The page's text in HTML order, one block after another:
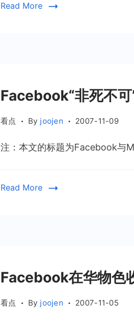
Read More
Facebook“非死不
看点 By joojen 2007-11-09
注：本文的标题为Facebook与
Read More
Facebook在华物色
看点 By joojen 2007-11-05